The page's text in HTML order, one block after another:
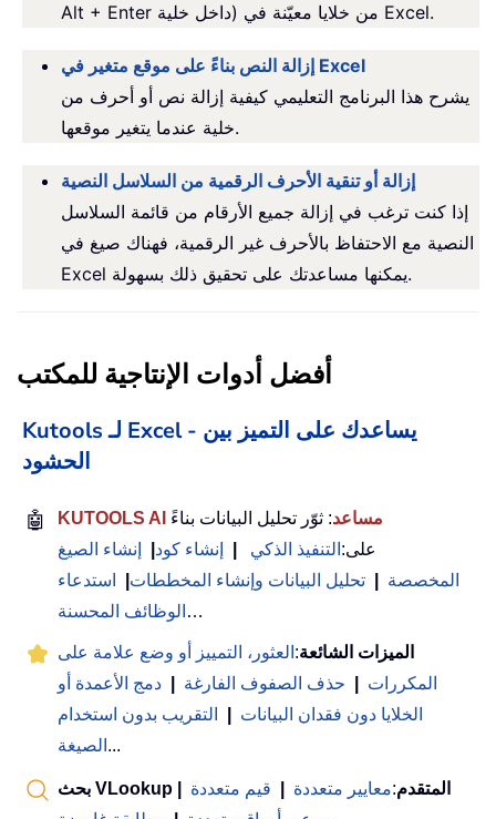
Alt + Enter داخل خلية) من خلايا معيّنة في Excel.
إزالة النص بناءً على موقع متغير في Excel
يشرح هذا البرنامج التعليمي كيفية إزالة نص أو أحرف من
خلية عندما يتغير موقعها.
إزالة أو تنقية الأحرف الرقمية من السلاسل النصية
إذا كنت ترغب في إزالة جميع الأرقام من قائمة السلاسل
النصية مع الاحتفاظ بالأحرف غير الرقمية، فهناك صيغ في
Excel يمكنها مساعدتك على تحقيق ذلك بسهولة.
أفضل أدوات الإنتاجية للمكتب
Kutools لـ Excel - يساعدك على التميز بين
الحشود
🤖 KUTOOLS AI مساعد: ثوّر تحليل البيانات بناءً
على: التنفيذ الذكي إنشاء كود
إنشاء الصيغ
المخصصة
تحليل البيانات وإنشاء المخططات
استدعاء
الوظائف المحسنة …
الميزات الشائعة: العثور، التمييز أو وضع علامة على
المكررات
حذف الصفوف الفارغة
دمج الأعمدة أو
الخلايا دون فقدان البيانات
التقريب بدون استخدام
الصيغة ...
بحث VLookup المتقدم:معايير متعددة قيم متعددة